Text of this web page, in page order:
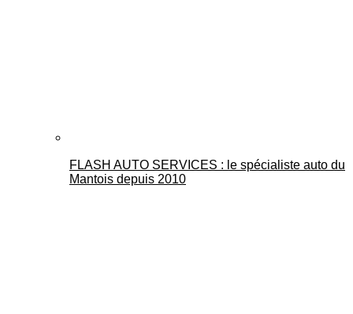
FLASH AUTO SERVICES : le spécialiste auto du
Mantois depuis 2010